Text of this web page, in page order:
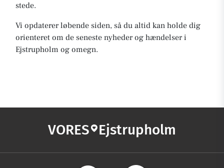
stede.
Vi opdaterer løbende siden, så du altid kan holde dig
orienteret om de seneste nyheder og hændelser i
Ejstrupholm og omegn.
VORES Ejstrupholm